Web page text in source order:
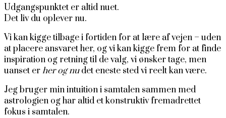
Udgangspunktet er altid nuet.
Det liv du oplever nu.
Vi kan kigge tilbage i fortiden for at lære af vejen – uden
at placere ansvaret her, og vi kan kigge frem for at finde
inspiration og retning til de valg, vi ønsker tage, men
uanset erher og nudet eneste sted vi reelt kan være.
Jeg bruger min intuition i samtalen sammen med
astrologien og har altid et konstruktiv fremadrettet
fokus i samtalen.